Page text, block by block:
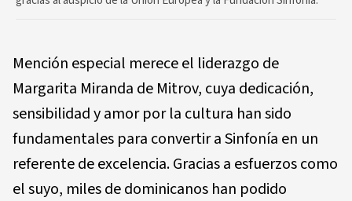
Mención especial merece el liderazgo de
Margarita Miranda de Mitrov, cuya dedicación,
sensibilidad y amor por la cultura han sido
fundamentales para convertir a Sinfonía en un
referente de excelencia. Gracias a esfuerzos como
el suyo, miles de dominicanos han podido